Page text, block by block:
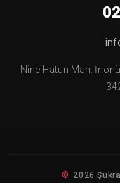
Nine Hatun Mah.
2026